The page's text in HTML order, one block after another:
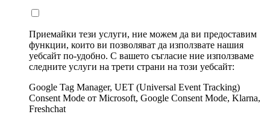
Приемайки тези услуги, ние можем да ви предоставим
функции, които ви позволяват да използвате нашия
уебсайт по-удобно. С вашето съгласие ние използваме
следните услуги на трети страни на този уебсайт:
Google Tag Manager, UET (Universal Event Tracking)
Consent Mode от Microsoft, Google Consent Mode, Klarna,
Freshchat